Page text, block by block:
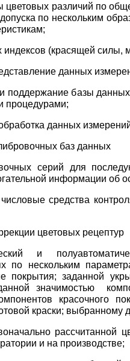
цветовых различий по
по нескольким
индексов (красящей силы,
данных
поддержание базы
процедурами;
данных
баз данных
серий для
информации об
средства
цветовых рецептур
и
по нескольким
покрытия; заданной
значимостью
красочного
краски; выбранному
рассчитанной
и на производстве;